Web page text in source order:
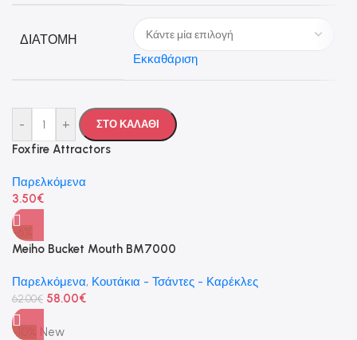
ΔΙΑΤΟΜΗ
Εκκαθάριση
- + ΣΤΟ ΚΑΛΑΘΙ
Foxfire Attractors
Παρελκόμενα
3.50€
-6%
Meiho Bucket Mouth BM7000
Παρελκόμενα, Κουτάκια - Τσάντες - Καρέκλες
62.00€ 58.00€
-10%
New